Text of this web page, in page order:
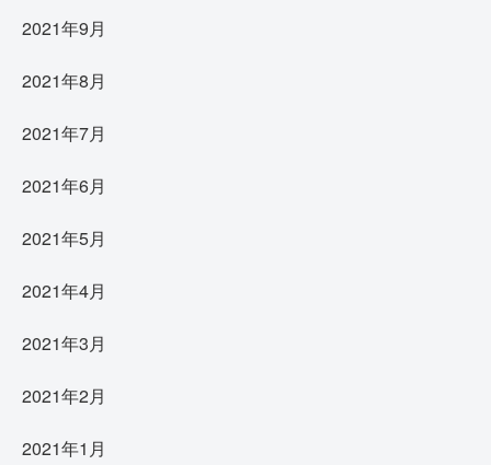
2021年9月
2021年8月
2021年7月
2021年6月
2021年5月
2021年4月
2021年3月
2021年2月
2021年1月